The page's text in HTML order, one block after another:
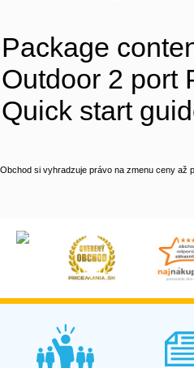
Package
Outdoor 2 port
Quick start
Obchod si vyhradzuje právo na zmenu ceny až